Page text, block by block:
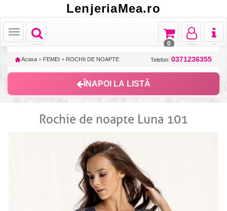
LenjeriaMea.ro
Toggle
navigation
Toggle
Toggle
navigation
Toggle
navigation
Toggle
navigation
0
Acasa » FEMEI » ROCHII DE NOAPTE Telefon: 0371236355
ÎNAPOI LA LISTĂ
Rochie de noapte Luna 101